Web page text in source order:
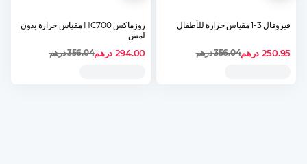
فيروفال 3-1 مقياس حرارة للأطفال
250.95 درهم356.04درهم
روزماكس HC700 مقياس حرارة بدون
لمس
294.00 درهم356.04درهم